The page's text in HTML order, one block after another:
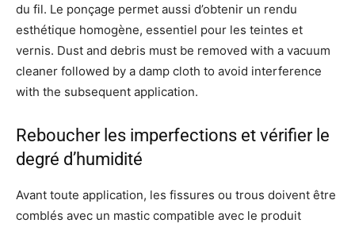
du fil. Le ponçage permet aussi d’obtenir un rendu
esthétique homogène, essentiel pour les teintes et
vernis. Dust and debris must be removed with a vacuum
cleaner followed by a damp cloth to avoid interference
with the subsequent application.
Reboucher les imperfections et vérifier le
degré d’humidité
Avant toute application, les fissures ou trous doivent être
comblés avec un mastic compatible avec le produit